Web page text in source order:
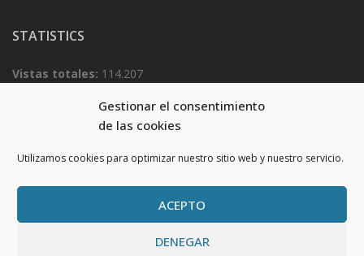
Gestionar el consentimiento
de las cookies
Utilizamos cookies para optimizar nuestro sitio web y nuestro servicio.
ACEPTO
DENEGAR
STATISTICS
Vistas totales: 114.207
Total visitantes:54.756